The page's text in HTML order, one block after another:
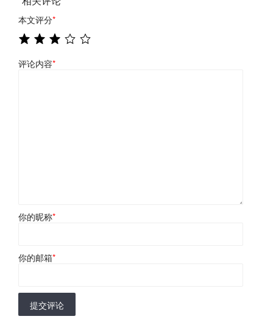
本文评分*
评论内容*
你的昵称*
你的邮箱*
提交评论